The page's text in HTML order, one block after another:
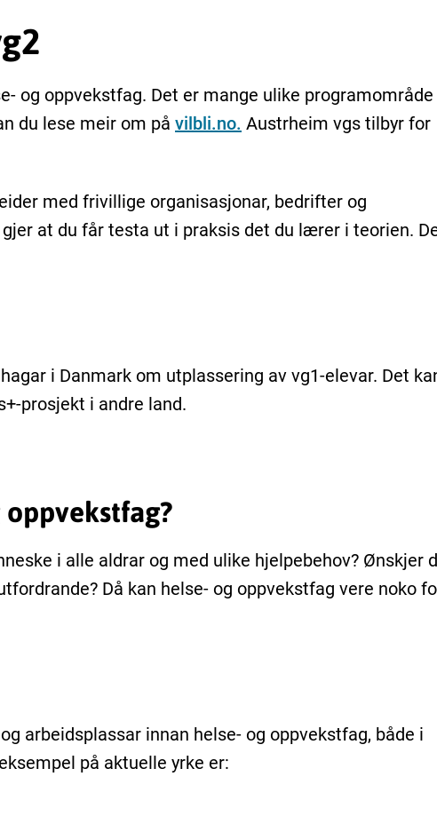
og oppvekstfag. Det er mange ulike programområde
du lese meir om på vilbli.no. Austrheim vgs tilbyr for
med frivillige organisasjonar, bedrifter og
at du får testa ut i praksis det du lærer i teorien.
i Danmark om utplassering av vg1-elevar. Det
prosjekt i andre land.
i alle aldrar og med ulike hjelpebehov? Ønskjer
Då kan helse- og oppvekstfag vere noko
arbeidsplassar innan helse- og oppvekstfag, både i
på aktuelle yrke er: